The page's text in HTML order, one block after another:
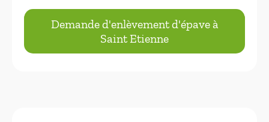
Demande d'enlèvement d'épave à
Saint Etienne